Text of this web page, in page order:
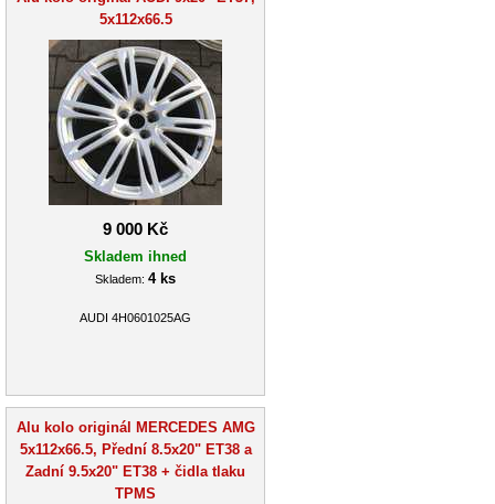
5x112x66.5
9 000 Kč
Skladem ihned
Skladem: 4 ks
AUDI 4H0601025AG
Alu kolo originál MERCEDES AMG
5x112x66.5, Přední 8.5x20" ET38 a
Zadní 9.5x20" ET38 + čidla tlaku
TPMS